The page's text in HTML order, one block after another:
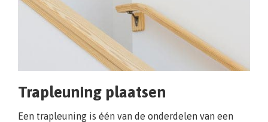
Trapleuning plaatsen
Een trapleuning is één van de onderdelen van een